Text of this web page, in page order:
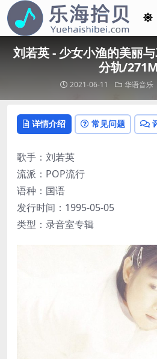
刘若英 - 少女小渔的美丽
分轨/271M
2021-06-11 华语音乐
详情介绍 常见问题
歌手：刘若英
流派：POP流行
语种：国语
发行时间：1995-05-05
类型：录音室专辑